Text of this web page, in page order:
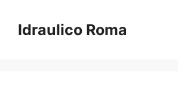
contenuto
Idraulico Roma